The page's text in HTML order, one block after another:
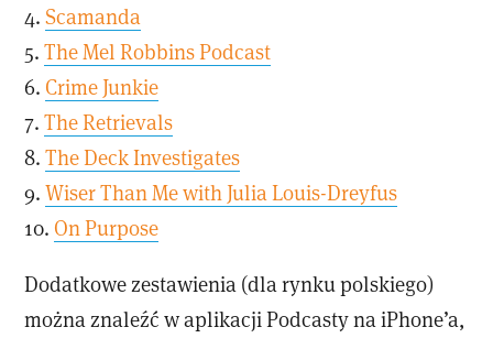
4.Scamanda
5.The Mel Robbins Podcast
6. Crime Junkie
7.The Retrievals
8.The Deck Investigates
9.Wiser Than Me with Julia Louis-Dreyfus
10. On Purpose
Dodatkowe zestawienia (dla rynku polskiego)
można znaleźć w aplikacji Podcasty na iPhone’a,